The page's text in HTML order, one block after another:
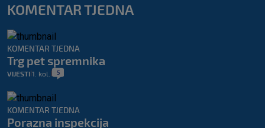
KOMENTAR TJEDNA
KOMENTAR TJEDNA
Trg pet spremnika
VIJESTI 1. kol. 5
KOMENTAR TJEDNA
Porazna inspekcija